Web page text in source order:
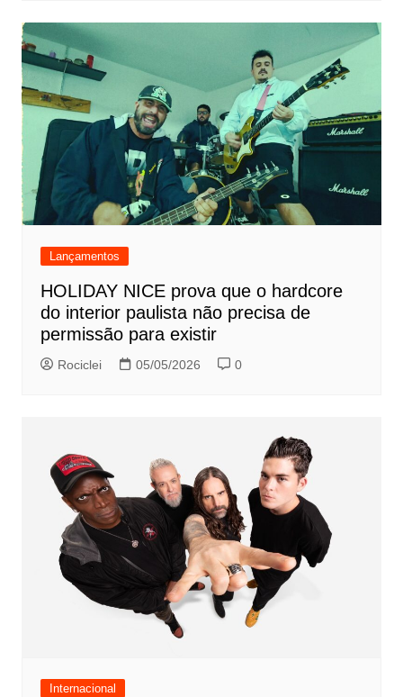
Lançamentos
HOLIDAY NICE prova que o hardcore
do interior paulista não precisa de
permissão para existir
Rociclei 05/05/2026 0
Internacional